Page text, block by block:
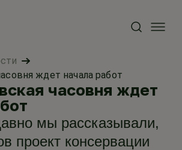
ждет начала работ
часовня ждет
мы рассказывали,
проект консервации